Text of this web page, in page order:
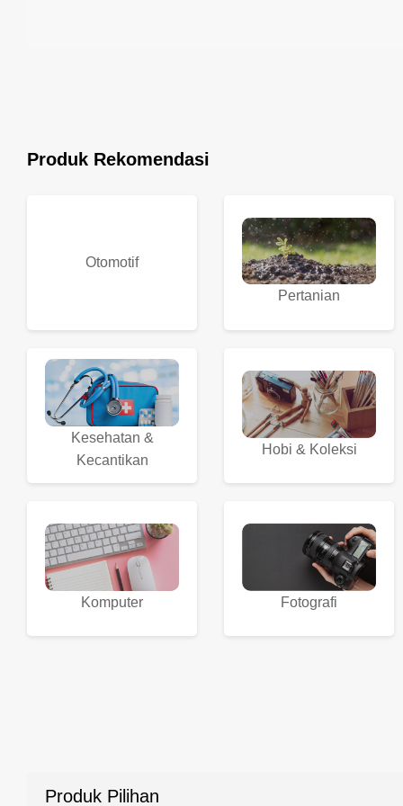
Produk Rekomendasi
Otomotif
Pertanian
Kesehatan &
Kecantikan
Hobi & Koleksi
Komputer Fotografi
Produk Pilihan